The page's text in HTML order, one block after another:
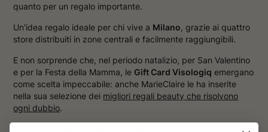
quanto per un regalo importante.
Un’idea regalo ideale per chi vive a Milano, grazie ai quattro
store distribuiti in zone centrali e facilmente raggiungibili.
E non sorprende che, nel periodo natalizio, per San Valentino
e per la Festa della Mamma, le Gift Card Visologiq emergano
come scelta impeccabile: anche MarieClaire le ha inserite
nella sua selezione dei migliori regali beauty che risolvono
ogni dubbio.
Perfetto per amiche, partner, madri, colleghi o per chiunque